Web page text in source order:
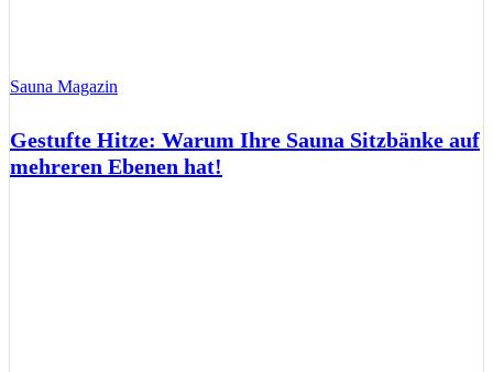
Sauna Magazin
Gestufte Hitze: Warum Ihre Sauna Sitzbänke auf
mehreren Ebenen hat!